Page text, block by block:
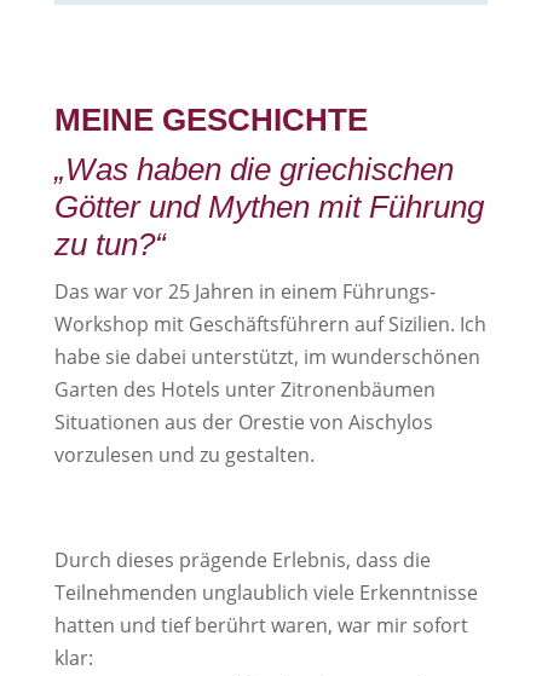
MEINE GESCHICHTE
„Was haben die griechischen
Götter und Mythen mit Führung
zu tun?“
Das war vor 25 Jahren in einem Führungs-
Workshop mit Geschäftsführern auf Sizilien. Ich
habe sie dabei unterstützt, im wunderschönen
Garten des Hotels unter Zitronenbäumen
Situationen aus der Orestie von Aischylos
vorzulesen und zu gestalten.
Durch dieses prägende Erlebnis, dass die
Teilnehmenden unglaublich viele Erkenntnisse
hatten und tief berührt waren, war mir sofort
klar: